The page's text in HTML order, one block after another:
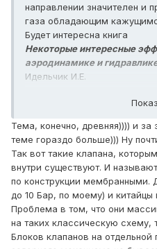
направлении значителен и
газа обладающим
Будет интересна книга
Некоторые интересные
аэродинамике и
Идельчик И.Е.
Тема, конечно, древняя)))) и за
теме гораздо больше))) Ну
Так вот такие клапана,
внутри существуют. И
по конструкции мембранными.
до 10 Бар, по моему) и
Проблема в том, что они
на таких классическую схему,
Блоков клапанов на отдельной